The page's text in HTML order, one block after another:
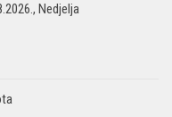
Nedjelja